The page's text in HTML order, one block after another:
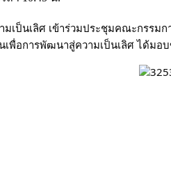
เป็นเลิศ เข้าร่วมประชุมคณะกรรมก
เพื่อการพัฒนาสู่ความเป็นเลิศ ได้ม